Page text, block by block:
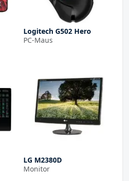
Logitech G502 Hero
PC-Maus
LG M2380D
Monitor